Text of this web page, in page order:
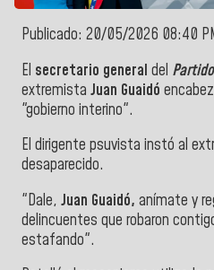
Publicado: 20/05/2026 08:40
El secretario general del
extremista Juan Guaidó
"gobierno interino".
El dirigente psuvista instó al
desaparecido.
"Dale, Juan Guaidó, anímate y
delincuentes que robaron
estafando".